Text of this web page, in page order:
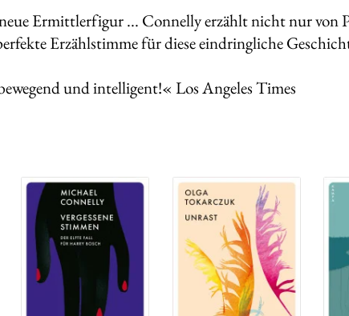
Ermittlerfigur ... Connelly erzählt nicht nur von
Erzählstimme für diese eindringliche
und intelligent!« Los Angeles Times